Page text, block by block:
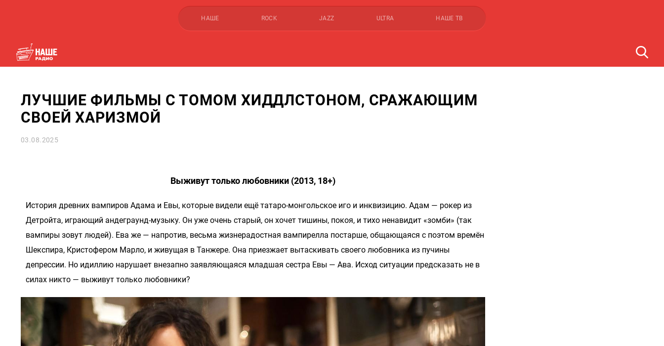
НАШЕ ROCK JAZZ ULTRA НАШЕ ТВ
ЛУЧШИЕ ФИЛЬМЫ С ТОМОМ ХИДДЛСТОНОМ, СРАЖАЮЩИМ
СВОЕЙ ХАРИЗМОЙ
03.08.2025
Выживут только любовники (2013, 18+)
История древних вампиров Адама и Евы, которые видели ещё татаро-монгольское иго и инквизицию. Адам — рокер из
Детройта, играющий андеграунд-музыку. Он уже очень старый, он хочет тишины, покоя, и тихо ненавидит «зомби» (так
вампиры зовут людей). Ева же — напротив, весьма жизнерадостная вампирелла постарше, общающаяся с поэтом времён
Шекспира, Кристофером Марло, и живущая в Танжере. Она приезжает вытаскивать своего любовника из пучины
депрессии. Но идиллию нарушает внезапно заявляющаяся младшая сестра Евы — Ава. Исход ситуации предсказать не в
силах никто — выживут только любовники?